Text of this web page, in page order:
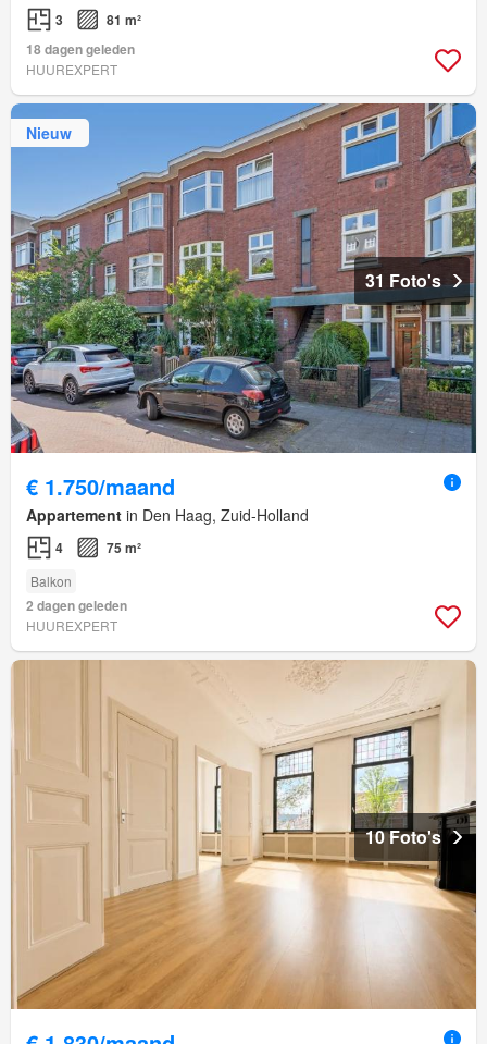
3
81 m²
18 dagen geleden
HUUREXPERT
Nieuw
31 Foto's
€ 1.750/maand
Appartement in Den Haag, Zuid-Holland
4 75 m²
Balkon
2 dagen geleden
HUUREXPERT
10 Foto's